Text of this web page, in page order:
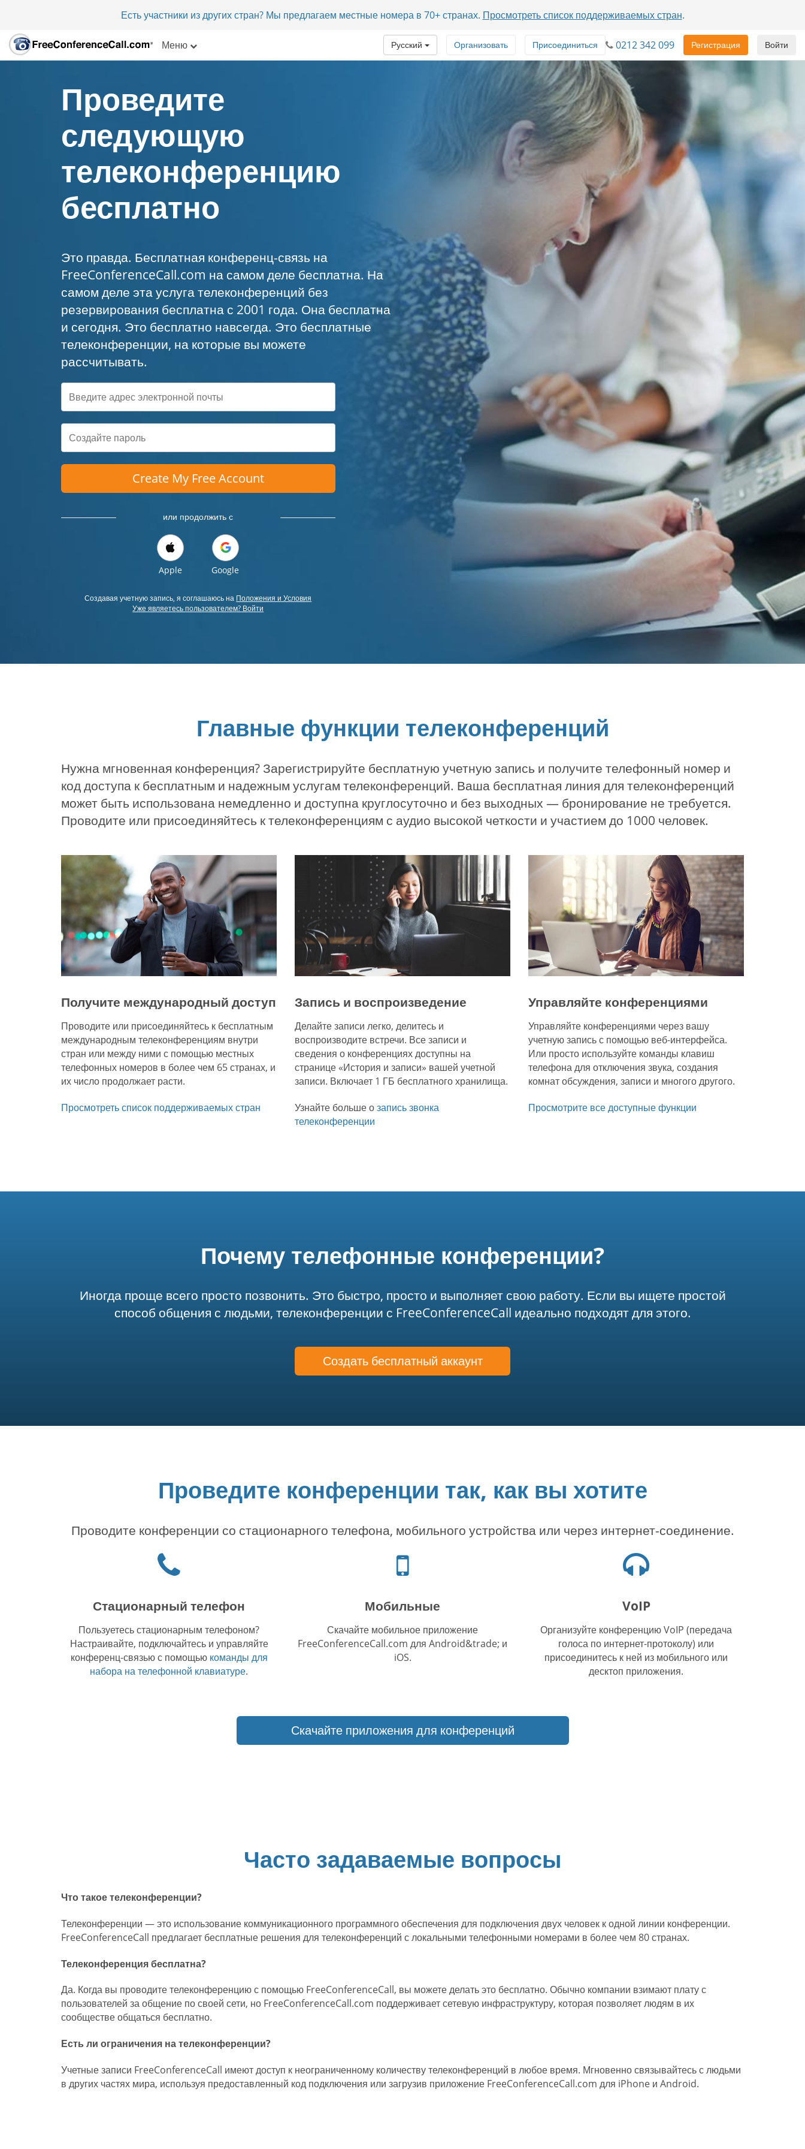
Есть участники из других стран? Мы предлагаем местные номера в 70+ странах. Просмотреть список поддерживаемых стран.
Меню Войти
Регистрация
0212 342 099
Присоединиться
Организовать
Русский
Проведите
следующую
телеконференцию
бесплатно
Это правда. Бесплатная конференц-связь на
FreeConferenceCall.com на самом деле бесплатна. На
самом деле эта услуга телеконференций без
резервирования бесплатна с 2001 года. Она бесплатна
и сегодня. Это бесплатно навсегда. Это бесплатные
телеконференции, на которые вы можете
рассчитывать.
Create My Free Account
или продолжить с
Apple Google
Создавая учетную запись, я соглашаюсь на Положения и Условия
Уже являетесь пользователем? Войти
Главные функции телеконференций
Нужна мгновенная конференция? Зарегистрируйте бесплатную учетную запись и получите телефонный номер и
код доступа к бесплатным и надежным услугам телеконференций. Ваша бесплатная линия для телеконференций
может быть использована немедленно и доступна круглосуточно и без выходных — бронирование не требуется.
Проводите или присоединяйтесь к телеконференциям с аудио высокой четкости и участием до 1000 человек.
Получите международный доступ
Проводите или присоединяйтесь к бесплатным
международным телеконференциям внутри
стран или между ними с помощью местных
телефонных номеров в более чем 65 странах, и
их число продолжает расти.
Просмотреть список поддерживаемых стран
Запись и воспроизведение
Делайте записи легко, делитесь и
воспроизводите встречи. Все записи и
сведения о конференциях доступны на
странице «История и записи» вашей учетной
записи. Включает 1 ГБ бесплатного хранилища.
Узнайте больше озапись звонка
телеконференции
Управляйте конференциями
Управляйте конференциями через вашу
учетную запись с помощью веб-интерфейса.
Или просто используйте команды клавиш
телефона для отключения звука, создания
комнат обсуждения, записи и многого другого.
Просмотрите все доступные функции
Почему телефонные конференции?
Иногда проще всего просто позвонить. Это быстро, просто и выполняет свою работу. Если вы ищете простой
способ общения с людьми, телеконференции с FreeConferenceCall идеально подходят для этого.
Создать бесплатный аккаунт
Проведите конференции так, как вы хотите
Проводите конференции со стационарного телефона, мобильного устройства или через интернет-соединение.
"телефон"
Стационарный телефон
Пользуетесь стационарным телефоном?
Настраивайте, подключайтесь и управляйте
конференц-связью с помощью команды для
набора на телефонной клавиатуре.
Иконка
телефона
Мобильные
Скачайте мобильное приложение
FreeConferenceCall.com для Android&trade; и
iOS.
наушников
VoIP
Организуйте конференцию VoIP (передача
голоса по интернет-протоколу) или
присоединитесь к ней из мобильного или
десктоп приложения.
Скачайте приложения для конференций
Часто задаваемые вопросы
Что такое телеконференции?
Телеконференции — это использование коммуникационного программного обеспечения для подключения двух человек к одной линии конференции.
FreeConferenceCall предлагает бесплатные решения для телеконференций с локальными телефонными номерами в более чем 80 странах.
Телеконференция бесплатна?
Да. Когда вы проводите телеконференцию с помощью FreeConferenceCall, вы можете делать это бесплатно. Обычно компании взимают плату с
пользователей за общение по своей сети, но FreeConferenceCall.com поддерживает сетевую инфраструктуру, которая позволяет людям в их
сообществе общаться бесплатно.
Есть ли ограничения на телеконференции?
Учетные записи FreeConferenceCall имеют доступ к неограниченному количеству телеконференций в любое время. Мгновенно связывайтесь с людьми
в других частях мира, используя предоставленный код подключения или загрузив приложение FreeConferenceCall.com для iPhone и Android.